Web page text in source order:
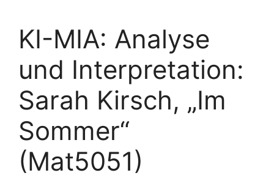
KI-MIA: Analyse
und Interpretation:
Sarah Kirsch, „Im
Sommer“
(Mat5051)